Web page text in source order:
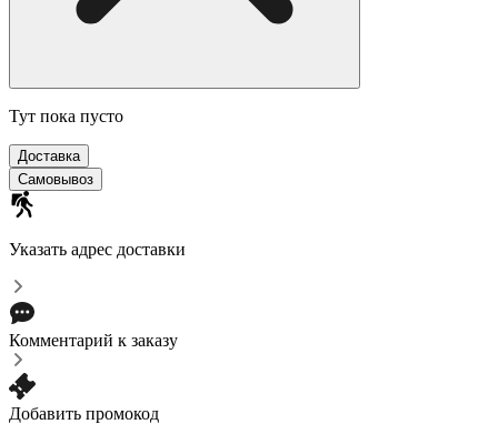
Тут пока пусто
Доставка
Самовывоз
Указать адрес доставки
Комментарий к заказу
Добавить промокод